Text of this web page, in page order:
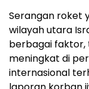
Serangan roket
wilayah utara
berbagai faktor,
meningkat di
internasional